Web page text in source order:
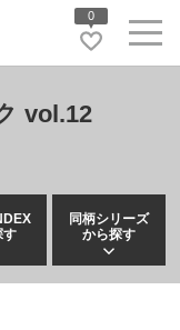
0
vol.12
す
同柄シリーズ
から探す